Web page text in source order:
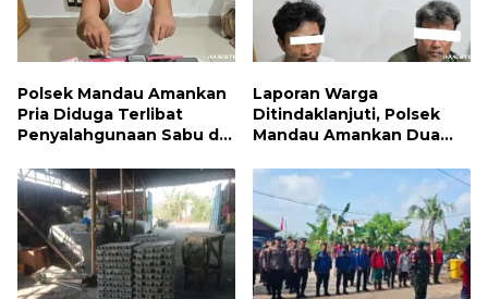
Polsek Mandau Amankan
Pria Diduga Terlibat
Penyalahgunaan Sabu di
Laporan Warga
Ditindaklanjuti, Polsek
Mandau Amankan Dua
Paket Sabu